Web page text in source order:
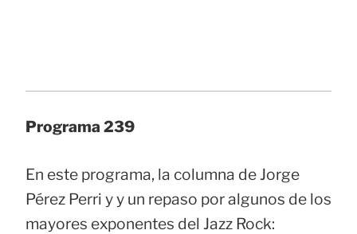
Programa 239
En este programa, la columna de Jorge
Pérez Perri y y un repaso por algunos de los
mayores exponentes del Jazz Rock: